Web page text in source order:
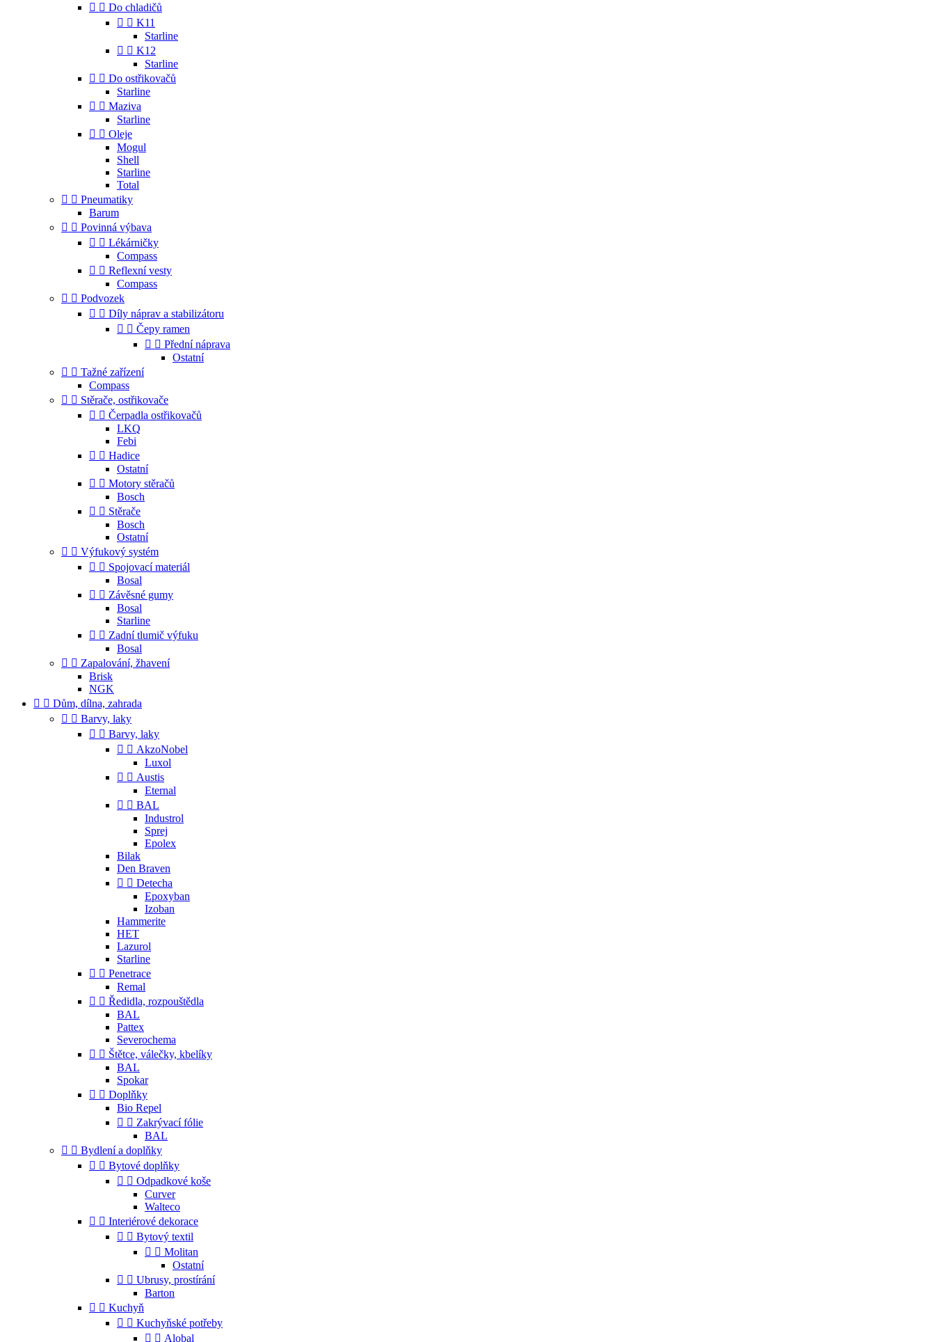
  Do chladičů
  K11
Starline
  K12
Starline
  Do ostřikovačů
Starline
  Maziva
Starline
  Oleje
Mogul
Shell
Starline
Total
  Pneumatiky
Barum
  Povinná výbava
  Lékárničky
Compass
  Reflexní vesty
Compass
  Podvozek
  Díly náprav a stabilizátoru
  Čepy ramen
  Přední náprava
Ostatní
  Tažné zařízení
Compass
  Stěrače, ostřikovače
  Čerpadla ostřikovačů
LKQ
Febi
  Hadice
Ostatní
  Motory stěračů
Bosch
  Stěrače
Bosch
Ostatní
  Výfukový systém
  Spojovací materiál
Bosal
  Závěsné gumy
Bosal
Starline
  Zadní tlumič výfuku
Bosal
  Zapalování, žhavení
Brisk
NGK
  Dům, dílna, zahrada
  Barvy, laky
  Barvy, laky
  AkzoNobel
Luxol
  Austis
Eternal
  BAL
Industrol
Sprej
Epolex
Bilak
Den Braven
  Detecha
Epoxyban
Izoban
Hammerite
HET
Lazurol
Starline
  Penetrace
Remal
  Ředidla, rozpouštědla
BAL
Pattex
Severochema
  Štětce, válečky, kbelíky
BAL
Spokar
  Doplňky
Bio Repel
  Zakrývací fólie
BAL
  Bydlení a doplňky
  Bytové doplňky
  Odpadkové koše
Curver
Walteco
  Interiérové dekorace
  Bytový textil
  Molitan
Ostatní
  Ubrusy, prostírání
Barton
  Kuchyň
  Kuchyňské potřeby
  Alobal